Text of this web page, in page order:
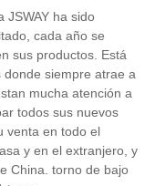
JSWAY ha sido
cada año se
sus productos. Está
siempre atrae a
mucha atención a
todos sus nuevos
venta en todo el
y en el extranjero, y
China. torno de bajo